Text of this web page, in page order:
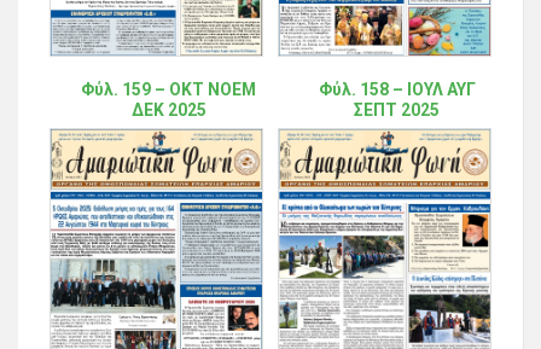
Φύλ. 159 – ΟΚΤ ΝΟΕΜ
ΔΕΚ 2025
Φύλ. 158 – ΙΟΥΛ ΑΥΓ
ΣΕΠΤ 2025